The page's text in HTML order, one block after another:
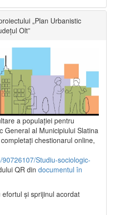
„Plan Urbanistic
Olt”
a populaţiei pentru
General al Municipiului Slatina
chestionarul online,
Studiu-sociologic-
QR din documentul în
şi sprijinul acordat